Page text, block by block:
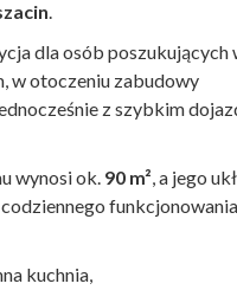
.
dla osób poszukujących
w otoczeniu zabudowy
z szybkim
wynosi ok. 90 m², a jego
kuchnia,